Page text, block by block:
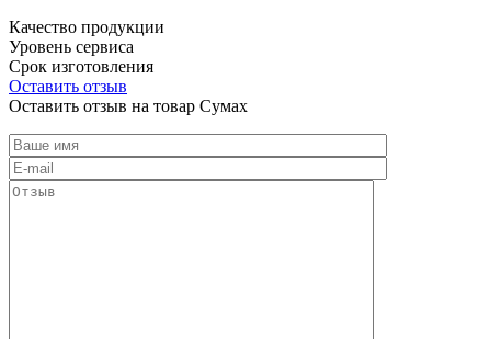
Качество продукции
Уровень сервиса
Срок изготовления
Оставить отзыв
Оставить отзыв на товар Сумах